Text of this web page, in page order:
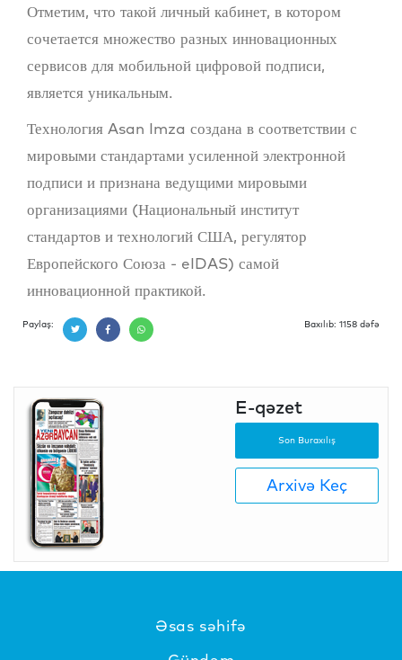
Отметим, что такой личный кабинет, в котором
сочетается множество разных инновационных
сервисов для мобильной цифровой подписи,
является уникальным.
Технология Asan Imza создана в соответствии с
мировыми стандартами усиленной электронной
подписи и признана ведущими мировыми
организациями (Национальный институт
стандартов и технологий США, регулятор
Европейского Союза - eIDAS) самой
инновационной практикой.
Paylaş: Baxılıb: 1158 dəfə
E-qəzet
Son Buraxılış
Arxivə Keç
Əsas səhifə